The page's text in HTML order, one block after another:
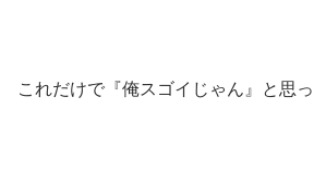
これだけで『俺スゴイじゃん』と思っ